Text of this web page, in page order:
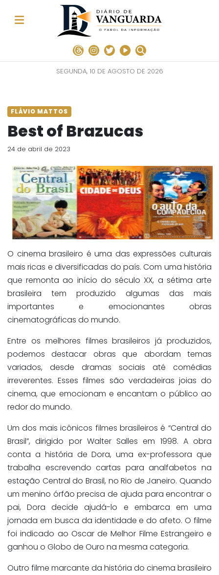
SEGUNDA, 10 DE AGOSTO DE 2026
FLÁVIO MATTOS
Best of Brazucas
24 de abril de 2023
O cinema brasileiro é uma das expressões culturais
mais ricas e diversificadas do país. Com uma história
que remonta ao início do século XX, a sétima arte
brasileira tem produzido algumas das mais
importantes e emocionantes obras
cinematográficas do mundo.
Entre os melhores filmes brasileiros já produzidos,
podemos destacar obras que abordam temas
variados, desde dramas sociais até comédias
irreverentes. Esses filmes são verdadeiras joias do
cinema, que emocionam e encantam o público ao
redor do mundo.
Um dos mais icônicos filmes brasileiros é “Central do
Brasil”, dirigido por Walter Salles em 1998. A obra
conta a história de Dora, uma ex-professora que
trabalha escrevendo cartas para analfabetos na
estação Central do Brasil, no Rio de Janeiro. Quando
um menino órfão precisa de ajuda para encontrar o
pai, Dora decide ajudá-lo e embarca em uma
jornada em busca da identidade e do afeto. O filme
foi indicado ao Oscar de Melhor Filme Estrangeiro e
ganhou o Globo de Ouro na mesma categoria.
Outro filme marcante da história do cinema brasileiro